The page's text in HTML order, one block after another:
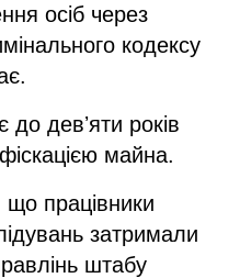
осіб через
кодексу
девʼяти років
майна.
працівники
затримали
штабу